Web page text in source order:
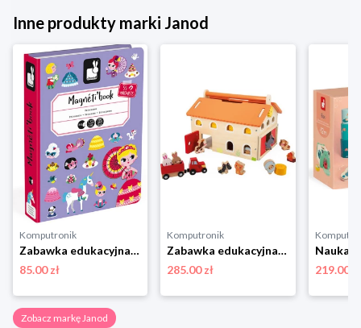
Inne produkty marki Janod
Komputronik
Zabawka edukacyjna,zabawki magnetyczne Janod Magnetibook Księżniczki
85.00 zł
Komputronik
Zabawka edukacyjna,zestaw do odgrywania ról Janod Farma Drewniana J03318
285.00 zł
219.00 zł
Zobacz markę Janod